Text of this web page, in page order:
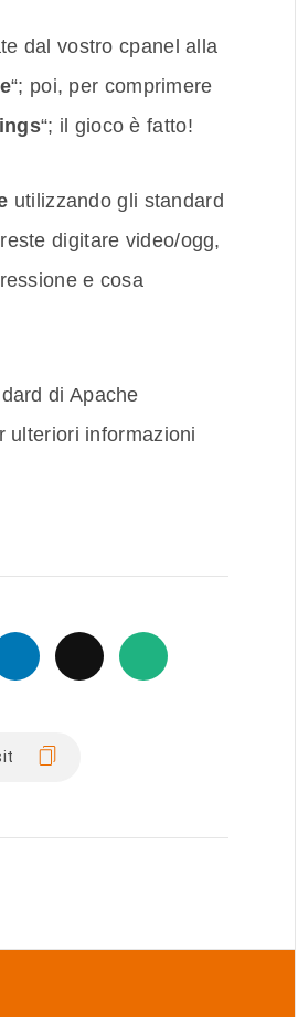
dal vostro cpanel alla
“; poi, per comprimere
“; il gioco è fatto!
utilizzando gli standard
digitare video/ogg,
e cosa
di Apache
ulteriori informazioni